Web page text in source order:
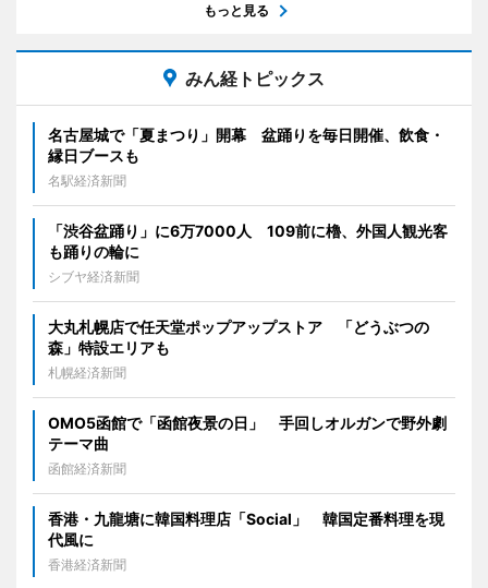
もっと見る
みん経トピックス
名古屋城で「夏まつり」開幕 盆踊りを毎日開催、飲食・
縁日ブースも
名駅経済新聞
「渋谷盆踊り」に6万7000人 109前に櫓、外国人観光客
も踊りの輪に
シブヤ経済新聞
大丸札幌店で任天堂ポップアップストア 「どうぶつの
森」特設エリアも
札幌経済新聞
OMO5函館で「函館夜景の日」 手回しオルガンで野外劇
テーマ曲
函館経済新聞
香港・九龍塘に韓国料理店「Social」 韓国定番料理を現
代風に
香港経済新聞